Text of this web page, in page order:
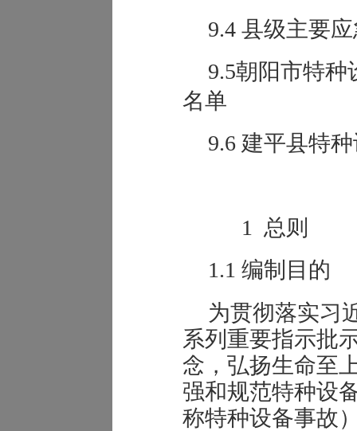
9.4 县级主要
9.5朝阳市特
名单
9.6 建平县特
1 总则
1 .1 编制目的
为贯彻落实习
系列重要指示批
念，弘扬生命至
强和规范特种设
称特种设备事故